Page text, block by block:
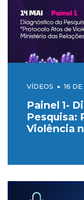
VÍDEOS 16
Painel 1-
Pesquisa:
Violência